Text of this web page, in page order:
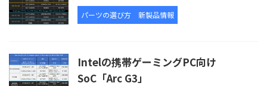
パーツの選び方 新製品情報
Intelの携帯ゲーミングPC向け
SoC「Arc G3」